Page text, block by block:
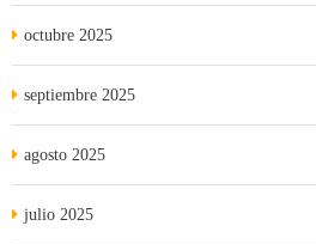
octubre 2025
septiembre 2025
agosto 2025
julio 2025